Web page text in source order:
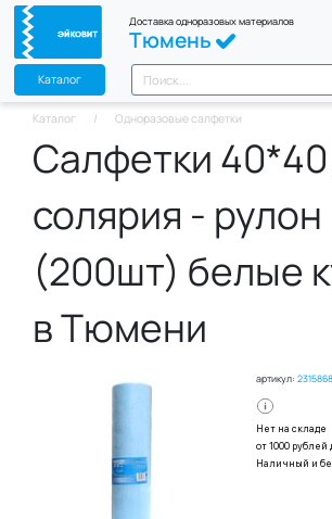
Доставка одноразовых материалов
Тюмень
Каталог
Каталог Одноразовые салфетки
Салфетки
солярия - рулон
(200шт) белые
в Тюмени
артикул:
Нет на складе
от 1000 рублей
Наличный и